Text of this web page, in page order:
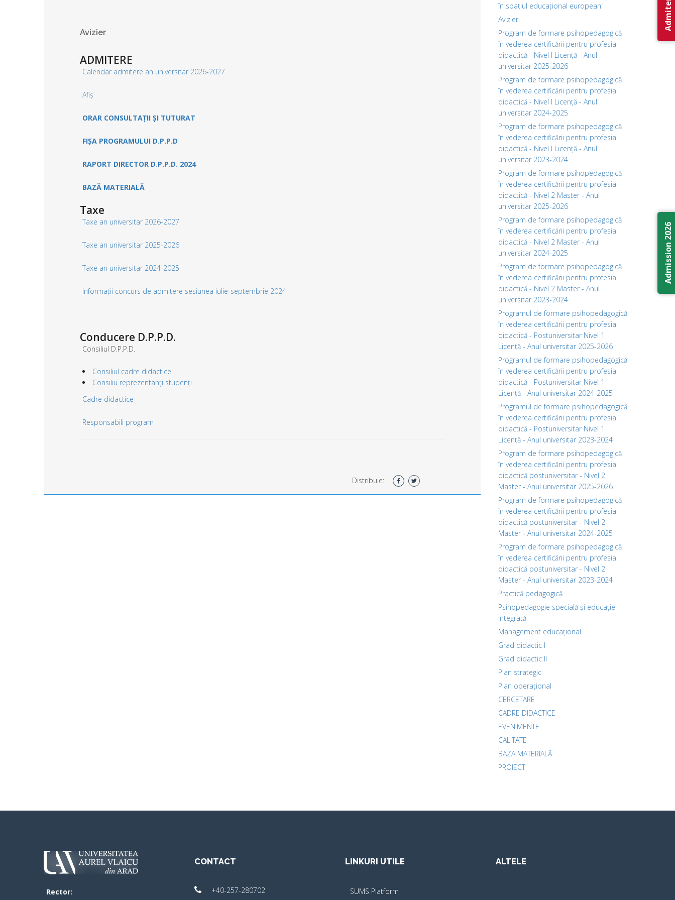
Avizier
ADMITERE
Calendar admitere an universitar 2026-2027
Afiș
ORAR CONSULTAȚII ȘI TUTURAT
FIȘA PROGRAMULUI D.P.P.D
RAPORT DIRECTOR D.P.P.D. 2024
BAZĂ MATERIALĂ
Taxe
Taxe an universitar 2026-2027
Taxe an universitar 2025-2026
Taxe an universitar 2024-2025
Informații concurs de admitere sesiunea iulie-septembrie 2024
Conducere D.P.P.D.
Consiliul D.P.P.D.
Consiliul cadre didactice
Consiliu reprezentanți studenți
Cadre didactice
Responsabili program
Distribuie:
în spațiul educațional european"
Avizier
Program de formare psihopedagogică
în vederea certificării pentru profesia
didactică - Nivel I Licență - Anul
universitar 2025-2026
Program de formare psihopedagogică
în vederea certificării pentru profesia
didactică - Nivel I Licență - Anul
universitar 2024-2025
Program de formare psihopedagogică
în vederea certificării pentru profesia
didactică - Nivel I Licență - Anul
universitar 2023-2024
Program de formare psihopedagogică
în vederea certificării pentru profesia
didactică - Nivel 2 Master - Anul
universitar 2025-2026
Program de formare psihopedagogică
în vederea certificării pentru profesia
didactică - Nivel 2 Master - Anul
universitar 2024-2025
Program de formare psihopedagogică
în vederea certificării pentru profesia
didactică - Nivel 2 Master - Anul
universitar 2023-2024
Programul de formare psihopedagogică
în vederea certificării pentru profesia
didactică - Postuniversitar Nivel 1
Licență - Anul universitar 2025-2026
Programul de formare psihopedagogică
în vederea certificării pentru profesia
didactică - Postuniversitar Nivel 1
Licență - Anul universitar 2024-2025
Programul de formare psihopedagogică
în vederea certificării pentru profesia
didactică - Postuniversitar Nivel 1
Licență - Anul universitar 2023-2024
Program de formare psihopedagogică
în vederea certificării pentru profesia
didactică postuniversitar - Nivel 2
Master - Anul universitar 2025-2026
Program de formare psihopedagogică
în vederea certificării pentru profesia
didactică postuniversitar - Nivel 2
Master - Anul universitar 2024-2025
Program de formare psihopedagogică
în vederea certificării pentru profesia
didactică postuniversitar - Nivel 2
Master - Anul universitar 2023-2024
Practică pedagogică
Psihopedagogie specială și educație
integrată
Management educațional
Grad didactic I
Grad didactic II
Plan strategic
Plan operațional
CERCETARE
CADRE DIDACTICE
EVENIMENTE
CALITATE
BAZA MATERIALĂ
PROIECT
Rector:
CONTACT
+40-257-280702
LINKURI UTILE
SUMS Platform
ALTELE
Admission 2026